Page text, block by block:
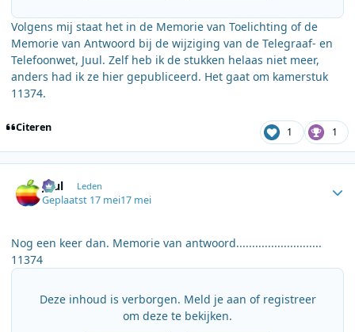
Volgens mij staat het in de Memorie van Toelichting of de
Memorie van Antwoord bij de wijziging van de Telegraaf- en
Telefoonwet, Juul. Zelf heb ik de stukken helaas niet meer,
anders had ik ze hier gepubliceerd. Het gaat om kamerstuk
11374.
Citeren 1 1
Juul Leden
Geplaatst 17 mei17 mei
Nog een keer dan. Memorie van antwoord...........................
11374
Deze inhoud is verborgen. Meld je aan of registreer
om deze te bekijken.